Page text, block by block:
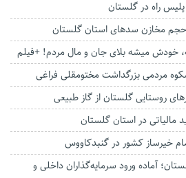
راه در گلستان
خودش میشه بلای جان و‌ مال مردم! +فیلم
مردمی بزرگداشت مختومقلی فراغی
خیرساز کشور در گنبدکاووس
آماده ورود سرمایه‌گذاران داخلی و